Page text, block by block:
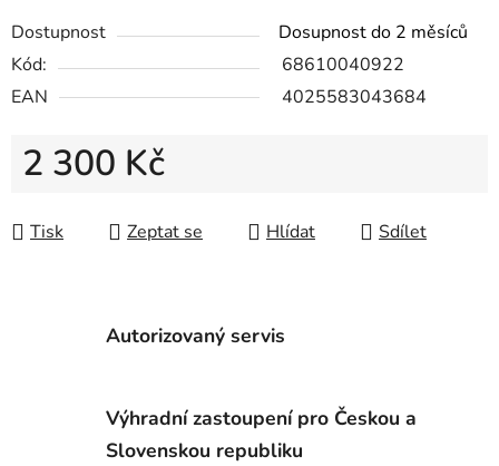
Dostupnost
Dosupnost do 2 měsíců
Kód:
68610040922
EAN
4025583043684
2 300 Kč
Tisk
Zeptat se Hlídat Sdílet
Autorizovaný servis
Výhradní zastoupení pro Českou a
Slovenskou republiku